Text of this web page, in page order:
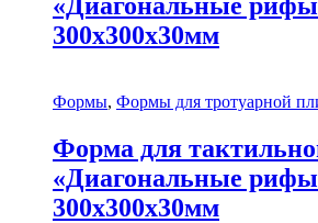
300х300х30мм
Формы, Формы для тротуарной
Форма для
«Диагональные
300х300х30мм